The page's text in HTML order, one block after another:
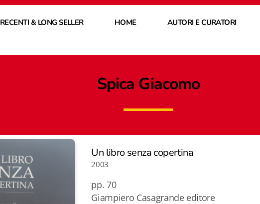
RECENTI & LONG SELLER HOME AUTORI E CURATORI
Spica Giacomo
Un libro senza copertina
2003
pp. 70
Giampiero Casagrande editore